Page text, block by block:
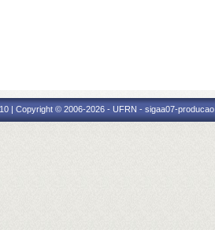
| Copyright © 2006-2026 - UFRN - sigaa07-